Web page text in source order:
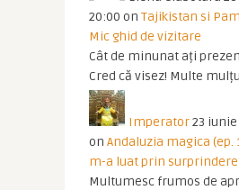
20:00 on Tajikistan si
Mic ghid de vizitare
Cât de minunat ați
Cred că visez! Multe
Imperator23 iunie
on Andaluzia magica (ep.
m-a luat prin surprindere
Multumesc frumos de